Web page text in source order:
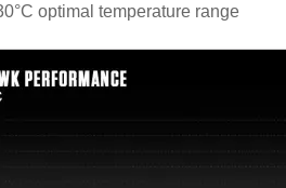
optimal temperature range